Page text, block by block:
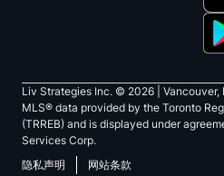
Liv Strategies Inc. © 2026 | Vancouver,
MLS® data provided by the Toronto
(TRREB) and is displayed under
Services Corp.
隐私声明
网站条款